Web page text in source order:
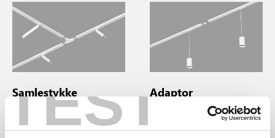
TEST
Samlestykke
Samlestykkerne forbinder
skinnerne i enhver mulig
retning, vinkel eller længde
Adaptor
Adapterne gør dig i stand til
at tilpasse Link-systemet til
din elektriske udgang, hvilket